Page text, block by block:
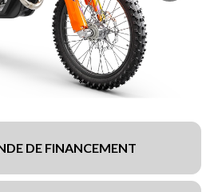
DE FINANCEMENT